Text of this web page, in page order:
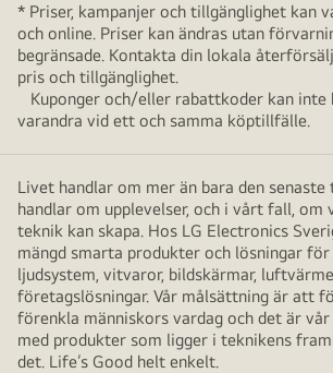
* Priser, kampanjer och tillgänglighet kan
och online. Priser kan ändras utan
begränsade. Kontakta din lokala
pris och tillgänglighet.
Kuponger och/eller rabattkoder kan inte
varandra vid ett och samma köptillfälle.
Livet handlar om mer än bara den senaste
handlar om upplevelser, och i vårt fall, om
teknik kan skapa. Hos LG Electronics
mängd smarta produkter och lösningar för
ljudsystem, vitvaror, bildskärmar,
företagslösningar. Vår målsättning är att
förenkla människors vardag och det är
med produkter som ligger i teknikens
det. Life’s Good helt enkelt.